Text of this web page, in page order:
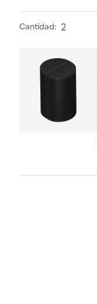
Cantidad: 2